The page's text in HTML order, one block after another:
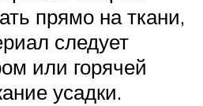
прямо на ткани,
следует
или горячей
усадки.